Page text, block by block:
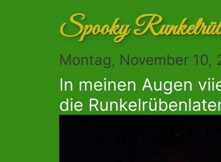
Spooky
Montag, November 10,
In meinen Augen
die